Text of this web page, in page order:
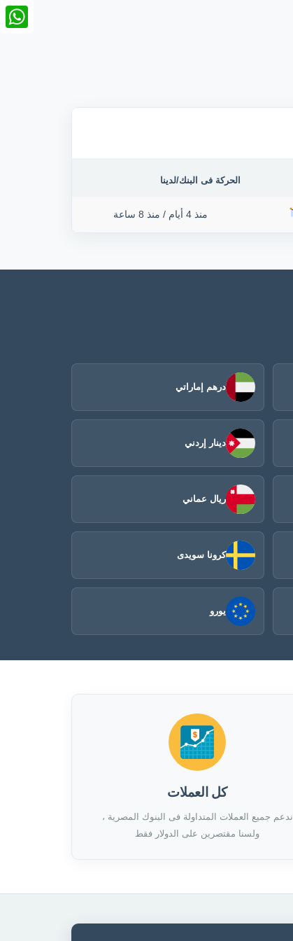
الحركة فى البنك/لدينا
منذ 4 أيام / منذ 8 ساعة
درهم إماراتي
دينار إردني
ريال عماني
كرونا سويدى
يورو
كل العملات
ندعم جميع العملات المتداولة فى البنوك المصرية ،
ولسنا مقتصرين على الدولار فقط